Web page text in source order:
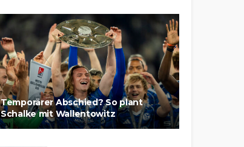
Temporärer Abschied? So plant
Schalke mit Wallentowitz